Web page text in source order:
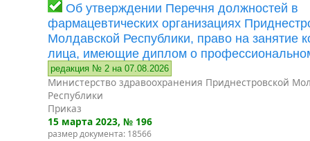
Об утверждении Перечня должностей в
фармацевтических организациях
Молдавской Республики, право на занятие
лица, имеющие диплом о
редакция № 2 на 07.08.2026
Министерство здравоохранения Приднестровской
Республики
Приказ
15 марта 2023, № 196
размер документа: 18566